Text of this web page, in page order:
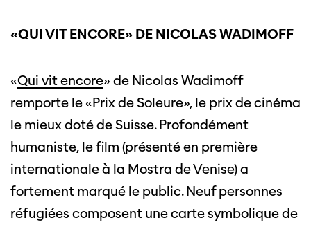
«QUI VIT ENCORE» DE NICOLAS WADIMOFF
«Qui vit encore» de Nicolas Wadimoff
remporte le «Prix de Soleure», le prix de cinéma
le mieux doté de Suisse. Profondément
humaniste, le film (présenté en première
internationale à la Mostra de Venise) a
fortement marqué le public. Neuf personnes
réfugiées composent une carte symbolique de